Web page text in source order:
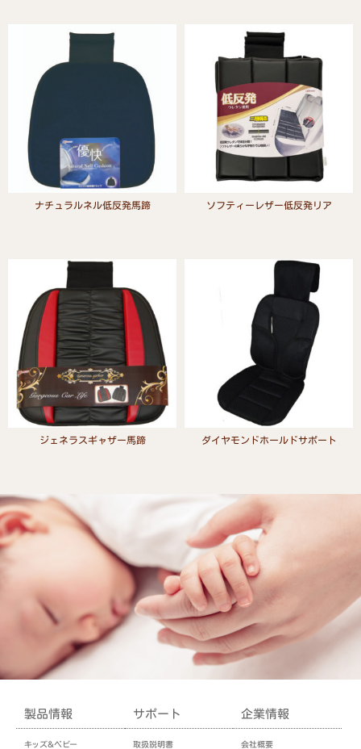
ナチュラルネル低反発馬蹄 ソフティーレザー低反発リア
ジェネラスギャザー馬蹄 ダイヤモンドホールドサポート
製品情報
キッズ＆ベビー
サポート
取扱説明書
企業情報
会社概要